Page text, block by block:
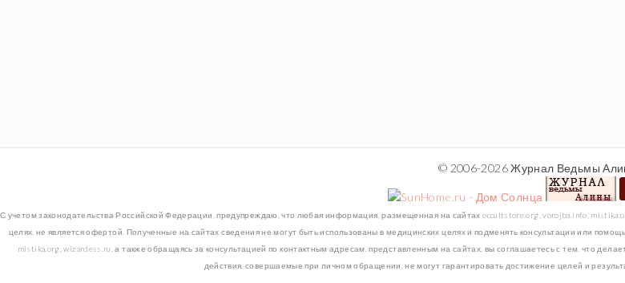
© 2006-2026 Журнал Ведьмы
С учетом законодательства Российской Федерации, предупреждаю, что любая информация, размещенная на сайтах occultstore.org, vorojba.info,
целях, не является офертой. Полученные на сайтах сведения не могут быть использованы в медицинских целях и подменять консультации или
mistika.org, wizardess.ru, а также обращаясь за консультацией по контактным адресам, представленным на сайтах, вы соглашаетесь с тем, что
действия, совершаемые при личном обращении, не могут гарантировать достижение целей и